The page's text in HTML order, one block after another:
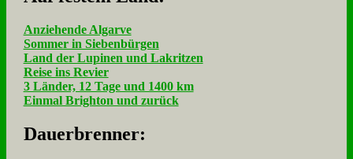
Anziehende Algarve
Sommer in Siebenbürgen
Land der Lupinen und Lakritzen
Reise ins Revier
3 Länder, 12 Tage und 1400 km
Einmal Brighton und zurück
Dau­er­bren­ner: